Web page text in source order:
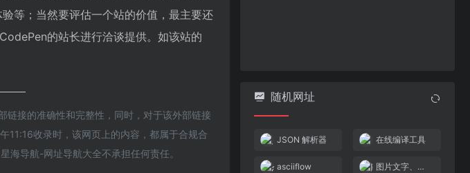
等；当然要评估一个站的价值，最主要还
的站长进行洽谈提供。如该站的
接的准确性和完整性，同时，对于该外部链接
11:16收录时，该网页上的内容，都属于合规合
海导航-网址导航大全不承担任何责任。
随机网址
JSON 解析器 在线编译工具
asciiflow 图片文字、表格提取